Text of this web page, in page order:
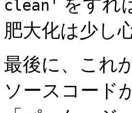
clean'
肥大化は少し
最後に、これ
ソースコード